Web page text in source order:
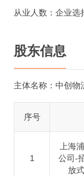
从业人数： 企业选
股东信息
主体名称： 中创物
序号
1
上海
公司-
放